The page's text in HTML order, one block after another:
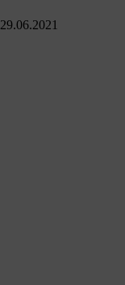
29.06.2021